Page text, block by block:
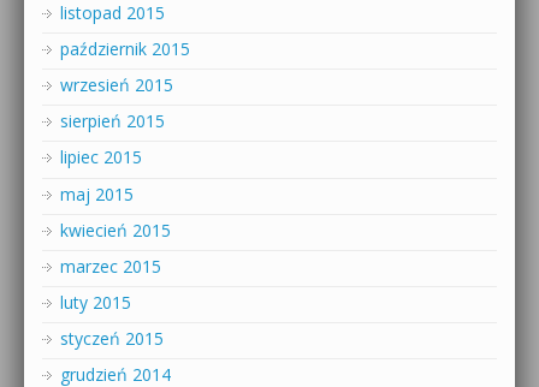
listopad 2015
październik 2015
wrzesień 2015
sierpień 2015
lipiec 2015
maj 2015
kwiecień 2015
marzec 2015
luty 2015
styczeń 2015
grudzień 2014